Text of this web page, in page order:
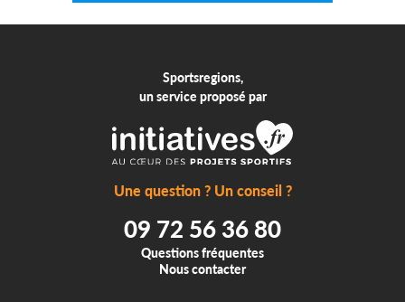
Sportsregions,
un service proposé par
Une question ? Un conseil ?
09 72 56 36 80
Questions fréquentes
Nous contacter